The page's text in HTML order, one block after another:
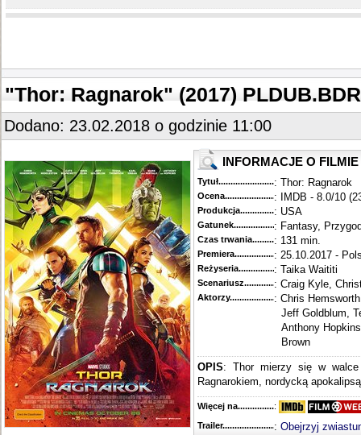
"Thor: Ragnarok" (2017)
Dodano: 23.02.2018 o godzinie 11:00
INFORMACJE O FILMIE
Tytuł............................................
: Thor: Ragnarok
Ocena.............................................
: IMDB - 8.0/10
Produkcja.........................................
: USA
Gatunek...........................................
: Fantasy,
Czas trwania......................................
: 131 min.
Premiera..........................................
: 25.10.2017 -
Reżyseria........................................
: Taika Waititi
Scenariusz........................................
: Craig Kyle,
Aktorzy...........................................
: Chris
Jeff Goldblum,
Anthony
Brown
OPIS: Thor mierzy się w walce
Ragnarokiem, nordycką
Więcej na........................................
:
Trailer...........................................
: Obejrzyj